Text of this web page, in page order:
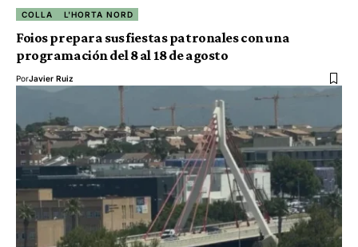
COLLA L'HORTA NORD
Foios prepara sus fiestas patronales con una
programación del 8 al 18 de agosto
PorJavier Ruiz